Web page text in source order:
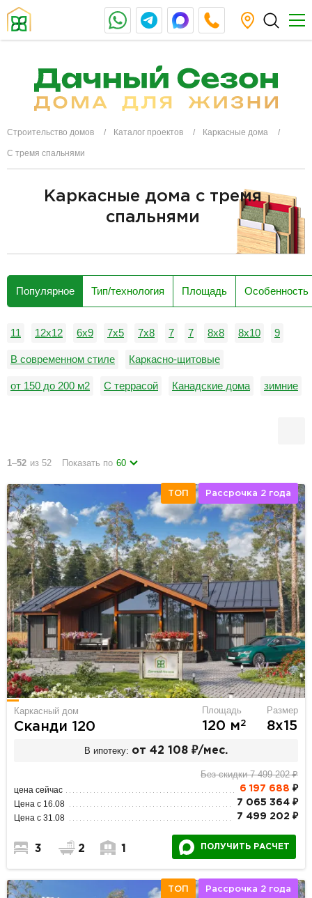
Строительство домов Каталог проектов Каркасные дома
С тремя спальнями
Каркасные дома с тремя
спальнями
Популярное Тип/технология Площадь Особенность
11 12x12 6х9 7x5 7х8 7 7 8x8 8х10 9
В современном стиле Каркасно-щитовые
от 150 до 200 м2 С террасой Канадские дома зимние
1–52 из 52 Показать по 60
ТОП Рассрочка 2 года
Каркасный дом
Сканди 120
Площадь
120 м2
Размер
8х15
В ипотеку: от 42 108 ₽/мес.
Без скидки 7 499 202 ₽
цена сейчас 6 197 688 ₽
Цена с 16.08 7 065 364 ₽
Цена с 31.08 7 499 202 ₽
3 2 1 ПОЛУЧИТЬ РАСЧЕТ
ТОП Рассрочка 2 года